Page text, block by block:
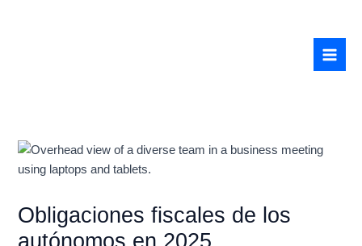
Obligaciones fiscales de los
autónomos en 2025